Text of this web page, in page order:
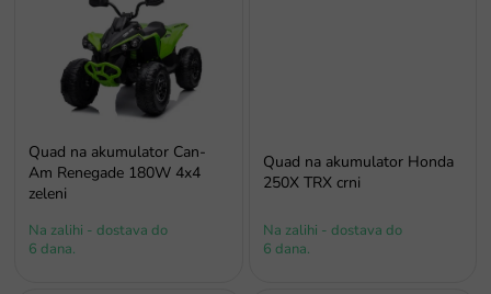
Quad na akumulator Can-
Am Renegade 180W 4x4
zeleni
Na zalihi - dostava do
6 dana.
Quad na akumulator Honda
250X TRX crni
Na zalihi - dostava do
6 dana.